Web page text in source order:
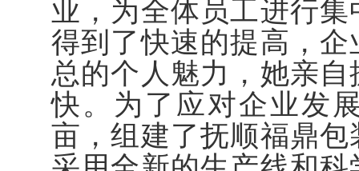
业，为全体员工进行
得到了快速的提高，
总的个人魅力，她亲
快。为了应对企业发
亩，组建了抚顺福鼎